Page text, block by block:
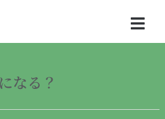
なる？